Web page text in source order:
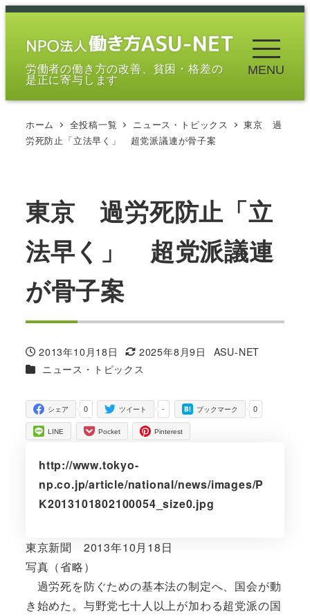
メ
労働者の働き方の改善、貧困・格差の
是正に寄与します
MENU
ホーム 全投稿一覧 ニュース・トピックス
東京 過
労死防止「立法早く」 超党派議連が骨子案
東京 過労死防止「立
法早く」 超党派議連
が骨子案
投稿日
2013年10月18日
更新日
2025年8月9日
著
ASU-NET
カテゴリー
ニュース・トピックス
0
シェア -
ツイート 0
ブックマーク
LINE Pocket Pinterest
http://www.tokyo-
np.co.jp/article/national/news/images/P
K2013101802100054_size0.jpg
東京新聞 2013年10月18日
写真（省略）
過労死を防ぐための基本法の制定へ、国会が動
き始めた。与野党七十人以上が加わる超党派の国